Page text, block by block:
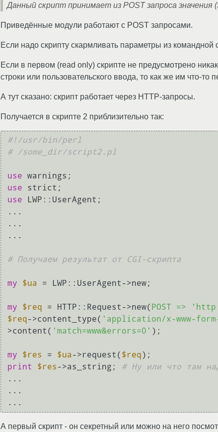
Данный скрипт принимает из POST запроса
Приведённые модули работают с POST запросами.
Если надо скрипту скармливать параметры из командной
Если в первом (read only) скрипте не предусмотрено
строки или пользовательского ввода, то как же им что-то
А тут сказано: скрипт работает через HTTP-запросы.
Получается в скрипте 2 приблизительно так:
#!/usr/bin/perl
# /some_dir/script2.pl
use
use
use LWP::UserAgent;
...
...
...
# Получаем результат от CGI-скрипта
my $ua = LWP::UserAgent->new;
my $req = HTTP::Request->new( POST =>
$req->content_type( 'application/x-www-
>content( 'match=www&errors=0' );
my $res = $ua ->request( $req
print
$res ->as_string; # Ну или что там
...
...
...
А первый скрипт - он секретный или можно на него